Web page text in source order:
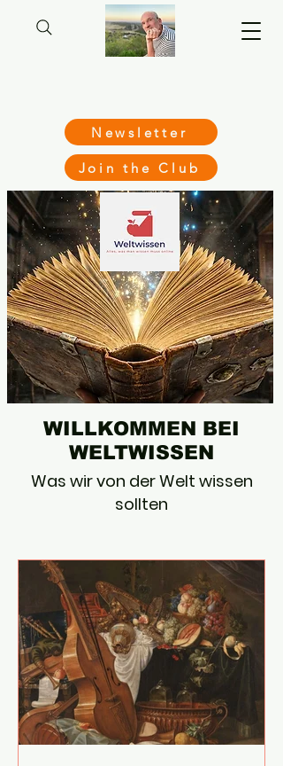
Newsletter
Join the Club
WILLKOMMEN BEI
WELTWISSEN
Was wir von derWelt wissen
sollten